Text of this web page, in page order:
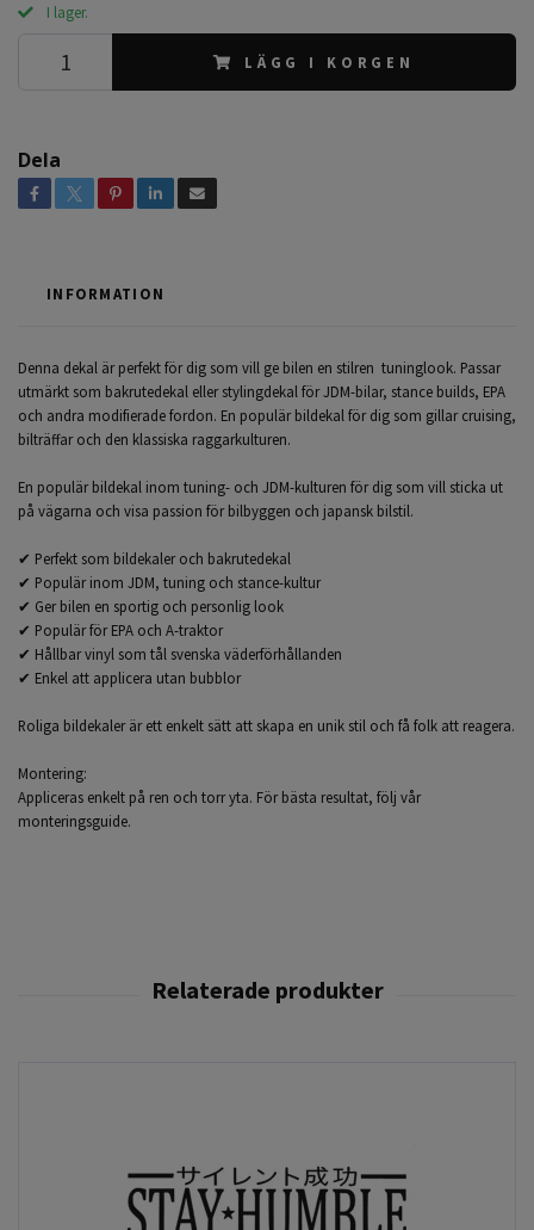
I lager.
LÄGG I KORGEN
Dela
INFORMATION
Denna dekal är perfekt för dig som vill ge bilen en stilren tuninglook. Passar
utmärkt som bakrutedekal eller stylingdekal för JDM-bilar, stance builds, EPA
och andra modifierade fordon. En populär bildekal för dig som gillar cruising,
bilträffar och den klassiska raggarkulturen.
En populär bildekal inom tuning- och JDM-kulturen för dig som vill sticka ut
på vägarna och visa passion för bilbyggen och japansk bilstil.
✔ Perfekt som bildekaler och bakrutedekal
✔ Populär inom JDM, tuning och stance-kultur
✔ Ger bilen en sportig och personlig look
✔ Populär för EPA och A-traktor
✔ Hållbar vinyl som tål svenska väderförhållanden
✔ Enkel att applicera utan bubblor
Roliga bildekaler är ett enkelt sätt att skapa en unik stil och få folk att reagera.
Montering:
Appliceras enkelt på ren och torr yta. För bästa resultat, följ vår
monteringsguide.